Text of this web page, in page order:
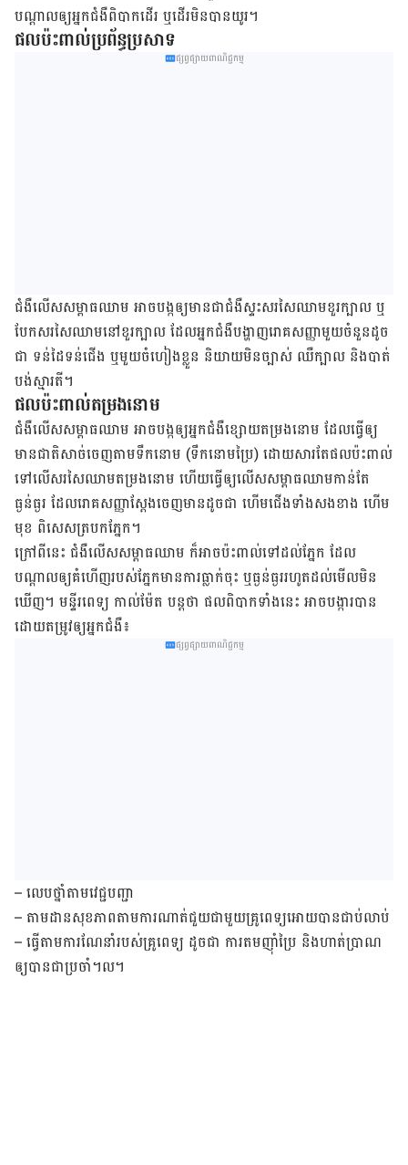
បណ្ដាល​ឲ្យ​អ្នក​ជំងឺ​ពិបាក​ដើរ ឬ​ដើរ​មិន​បាន​យូរ។
ផល​ប៉ះពាល់​ប្រព័ន្ធ​ប្រសាទ
ផ្សព្វផ្សាយពាណិជ្ជកម្ម
ជំងឺ​លើស​សម្ពាធ​ឈាម អាច​បង្ក​ឲ្យ​មាន​ជា​ជំងឺ​ស្ទះ​សរសៃ​ឈាម​ខួរក្បាល ឬ​
បែក​សរសៃ​ឈាម​នៅ​ខួរក្បាល ដែល​អ្នក​ជំងឺ​បង្ហាញ​រោគ​សញ្ញា​មួយ​ចំនួន​ដូច​
ជា ទន់​ដៃ​ទន់​ជើង ឬ​មួយ​ចំហៀង​ខ្លួន និយាយ​មិន​ច្បាស់ ឈឺ​ក្បាល និង​បាត់​
បង់​ស្មារតី។
ផល​ប៉ះពាល់​តម្រងនោម
ជំងឺ​លើស​សម្ពាធ​ឈាម អាច​បង្ក​ឲ្យ​អ្នក​ជំងឺ​ខ្សោយ​តម្រងនោម ដែល​ធ្វើ​ឲ្យ​
មាន​ជាតិ​សាច់​ចេញ​តាម​ទឹក​នោម (ទឹក​នោម​ប្រៃ) ដោយ​សារ​តែ​ផល​ប៉ះពាល់​
ទៅ​លើ​សរសៃ​ឈាម​តម្រងនោម ហើយ​ធ្វើ​ឲ្យលើស​សម្ពាធ​ឈាម​កាន់​តែ​
ធ្ងន់ធ្ងរ ដែល​រោគ​សញ្ញា​ស្ដែង​ចេញ​មាន​ដូច​ជា ហើម​ជើង​ទាំង​សង​ខាង ​ហើម​
មុខ ពិសេស​ត្របក​ភ្នែក។
ក្រៅ​ពី​នេះ ជំងឺ​លើស​សម្ពាធ​ឈាម ក៏​អាច​ប៉ះពាល់​ទៅ​ដល់​ភ្នែក ដែល​
បណ្ដាល​ឲ្យ​គំហើញ​របស់​ភ្នែក​មាន​ការ​ធ្លាក់​ចុះ ឬ​ធ្ងន់ធ្ងរ​រហូត​ដល់​មើល​មិន​
ឃើញ។ មន្ទីរពេទ្យ កាល់ម៉ែត បន្ត​ថា ផល​ពិបាក​ទាំង​នេះ អាច​បង្ការ​បាន​
ដោយ​តម្រូវ​ឲ្យ​អ្នក​ជំងឺ៖
ផ្សព្វផ្សាយពាណិជ្ជកម្ម
– លេប​ថ្នាំ​តាម​វេជ្ជបញ្ជា
– តាម​ដាន​សុខភាពតាម​ការ​ណាត់​ជួយ​ជាមួយ​គ្រូពេទ្យ​អោយ​បាន​ជាប់​លាប់
– ធ្វើ​តាម​ការ​ណែនាំ​របស់​គ្រូពេទ្យ ដូច​ជា ការ​តម​ញ៉ាំ​ប្រៃ និង​ហាត់​ប្រាណ​
ឲ្យ​បាន​ជា​ប្រចាំ។ល។